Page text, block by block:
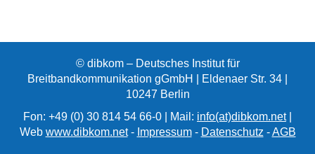
© dibkom – Deutsches Institut für
Breitbandkommunikation gGmbH | Eldenaer Str. 34 |
10247 Berlin
Fon: +49 (0) 30 814 54 66-0 | Mail: info(at)dibkom.net|
Web www.dibkom.net- Impressum- Datenschutz -AGB